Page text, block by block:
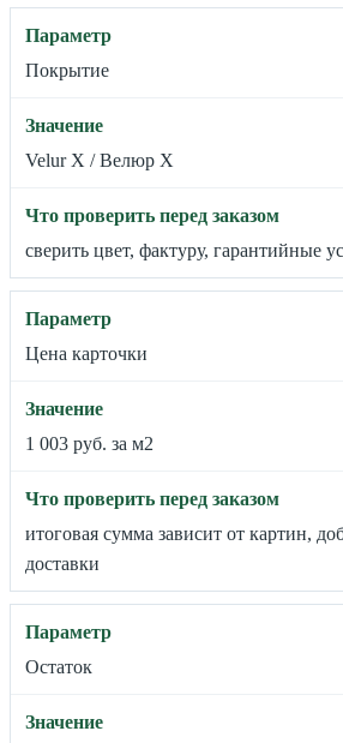
Покрытие
Velur X / Велюр X
сверить цвет, фактуру, гарантийные
Цена карточки
1 003 руб. за м2
итоговая сумма зависит от картин,
доставки
Остаток